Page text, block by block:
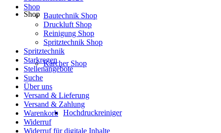
Shop
Kärcher Shop
Hochdruckreiniger
Shop
Bautechnik Shop
Druckluft Shop
Reinigung Shop
Spritztechnik Shop
Spritztechnik
Starkregen
Stellenangebote
Suche
Über uns
Versand & Lieferung
Versand & Zahlung
Warenkorb
Widerruf
Widerruf für digitale Inhalte